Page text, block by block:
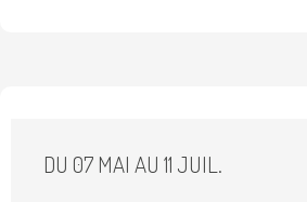
DU 07 MAI AU 11 JUIL.